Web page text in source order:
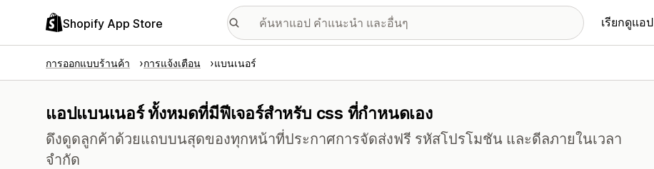
Shopify App Store เรียกดูแอป
การออกแบบร้านค้า การแจ้งเตือน แบนเนอร์
แอปแบนเนอร์ ทั้งหมดที่มีฟีเจอร์สำหรับ css ที่กำหนดเอง
ดึงดูดลูกค้าด้วยแถบบนสุดของทุกหน้าที่ประกาศการจัดส่งฟรี รหัสโปรโมชัน และดีลภายในเวลา
จำกัด